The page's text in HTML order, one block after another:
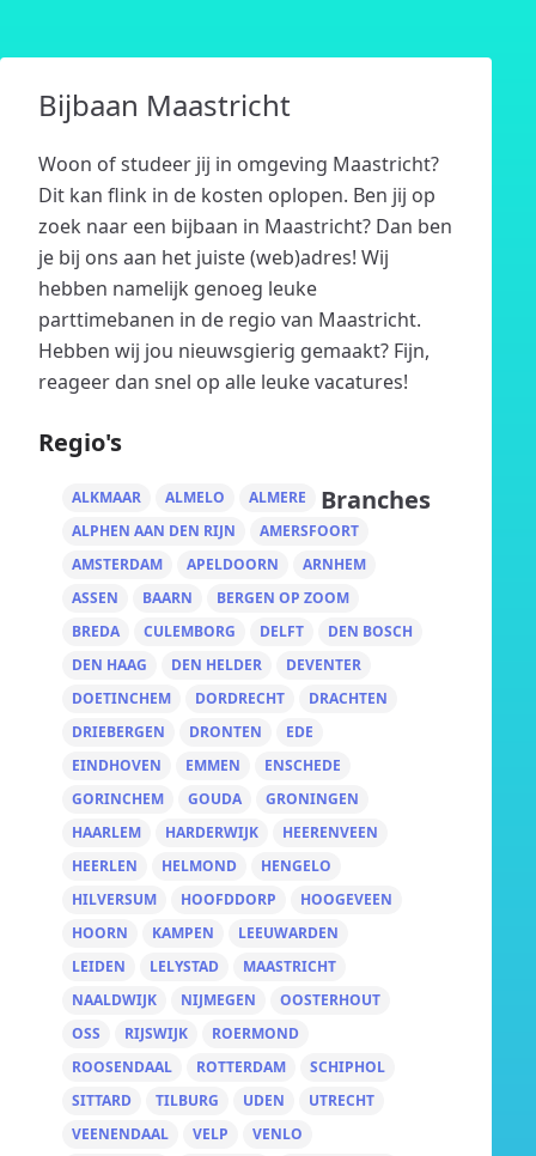
Bijbaan Maastricht
Woon of studeer jij in omgeving Maastricht?
Dit kan flink in de kosten oplopen. Ben jij op
zoek naar een bijbaan in Maastricht? Dan ben
je bij ons aan het juiste (web)adres! Wij
hebben namelijk genoeg leuke
parttimebanen in de regio van Maastricht.
Hebben wij jou nieuwsgierig gemaakt? Fijn,
reageer dan snel op alle leuke vacatures!
Regio's
ALKMAAR ALMELO
ALMERE
ALPHEN AAN DEN RIJN
AMERSFOORT
AMSTERDAM
APELDOORN
ARNHEM
ASSEN
BAARN
BERGEN OP ZOOM
BREDA
CULEMBORG DELFT
DEN BOSCH
DEN HAAG
DEN HELDER
DEVENTER
DOETINCHEM
DORDRECHT
DRACHTEN
DRIEBERGEN
DRONTEN
EDE
EINDHOVEN
EMMEN
ENSCHEDE
GORINCHEM
GOUDA
GRONINGEN
HAARLEM
HARDERWIJK
HEERENVEEN
HEERLEN
HELMOND
HENGELO
HILVERSUM
HOOFDDORP
HOOGEVEEN
HOORN
KAMPEN
LEEUWARDEN
LEIDEN
LELYSTAD
MAASTRICHT
NAALDWIJK
NIJMEGEN
OOSTERHOUT
OSS
RIJSWIJK
ROERMOND
ROOSENDAAL
ROTTERDAM
SCHIPHOL
SITTARD
TILBURG UDEN
UTRECHT
VEENENDAAL
VELP
VENLO
Branches